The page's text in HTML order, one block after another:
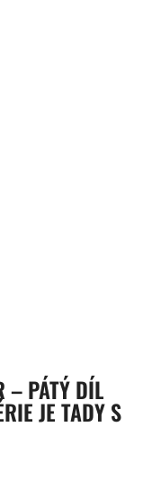
– PÁTÝ DÍL
JE TADY S